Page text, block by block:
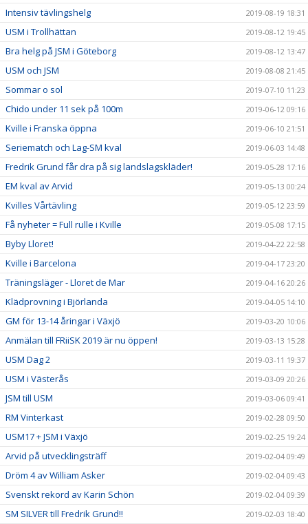
Intensiv tävlingshelg 2019-08-19 18:31
USM i Trollhättan 2019-08-12 19:45
Bra helg på JSM i Göteborg 2019-08-12 13:47
USM och JSM 2019-08-08 21:45
Sommar o sol 2019-07-10 11:23
Chido under 11 sek på 100m 2019-06-12 09:16
Kville i Franska öppna 2019-06-10 21:51
Seriematch och Lag-SM kval 2019-06-03 14:48
Fredrik Grund får dra på sig landslagskläder! 2019-05-28 17:16
EM kval av Arvid 2019-05-13 00:24
Kvilles Vårtävling 2019-05-12 23:59
Få nyheter = Full rulle i Kville 2019-05-08 17:15
Byby Lloret! 2019-04-22 22:58
Kville i Barcelona 2019-04-17 23:20
Träningsläger - Lloret de Mar 2019-04-16 20:26
Klädprovning i Björlanda 2019-04-05 14:10
GM för 13-14 åringar i Växjö 2019-03-20 10:06
Anmälan till FRiiSK 2019 är nu öppen! 2019-03-13 15:28
USM Dag 2 2019-03-11 19:37
USM i Västerås 2019-03-09 20:26
JSM till USM 2019-03-06 09:41
RM Vinterkast 2019-02-28 09:50
USM17 + JSM i Växjö 2019-02-25 19:24
Arvid på utvecklingsträff 2019-02-04 09:49
Dröm 4 av William Asker 2019-02-04 09:43
Svenskt rekord av Karin Schön 2019-02-04 09:39
SM SILVER till Fredrik Grund!! 2019-02-03 18:40